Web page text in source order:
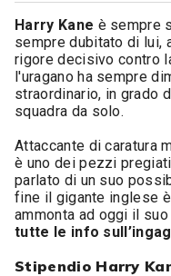
Harry Kane è sempre
sempre dubitato di lui,
rigore decisivo contro
l'uragano ha sempre
straordinario, in grado
squadra da solo.
Attaccante di caratura
è uno dei pezzi
parlato di un suo
fine il gigante inglese
ammonta ad oggi il
tutte le info
Stipendio Harry